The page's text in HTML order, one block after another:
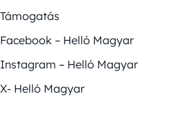
Támogatás
Facebook – Helló Magyar
Instagram – Helló Magyar
X- Helló Magyar